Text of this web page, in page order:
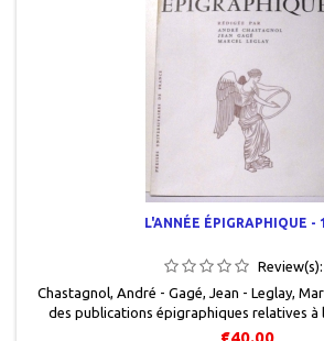
L'ANNÉE ÉPIGRAPHIQUE -
Review(s):
Chastagnol, André - Gagé, Jean - Leglay,
des publications épigraphiques relatives à
Presses universitaires de France, 1992, 15,5 x
€40.00